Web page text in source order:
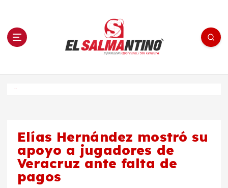
n El Salmantino - medios/noticias/editorial
Elías Hernández mostró su
apoyo a jugadores de
Veracruz ante falta de
pagos